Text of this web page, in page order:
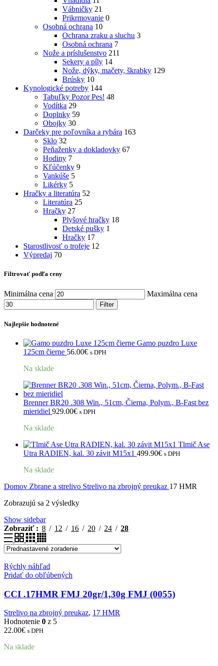
Vábničky 21
Prikrmovanie 0
Osobná ochrana 10
Ochrana zraku a sluchu 3
Osobná ochrana 7
Nože a príslušenstvo 211
Sekery a píly 14
Nože, dýky, mačety, škrabky 129
Brúsky 10
Kynologické potreby 144
Tabuľky Pozor Pes! 48
Vodítka 29
Doplnky 59
Obojky 30
Darčeky pre poľovníka a rybára 163
Sklo 32
Peňaženky a dokladovky 67
Hodiny 7
Kľúčenky 9
Vankúše 5
Likérky 5
Hračky a literatúra 52
Literatúra 25
Hračky 27
Plyšové hračky 18
Detské pušky 1
Hračky 17
Starostlivosť o trofeje 12
Výpredaj 70
Filtrovať podľa ceny
Minimálna cena Maximálna cena
Filter
Najlepšie hodnotené
Gamo puzdro Luxe
125cm čierne 56.00€ s DPH
Na sklade
Brenner BR20 .308 Win., 51cm, Čierna, Polym., B-Fast bez
mieridiel 929.00€ s DPH
Na sklade
Tlmič Ase
Utra RADIEN, kal. 30 závit M15x1 499.90€ s DPH
Na sklade
Domov Zbrane a strelivo Strelivo na zbrojný preukaz 17 HMR
Zobrazujú sa 2 výsledky
Show sidebar
Zobraziť
8 12 16 20 24 28
Rýchly náhľad
Pridať do obľúbených
CCI .17HMR FMJ 20gr/1,30g FMJ (0055)
Strelivo na zbrojný preukaz, 17 HMR
Hodnotenie 0 z 5
22.00€ s DPH
Na sklade